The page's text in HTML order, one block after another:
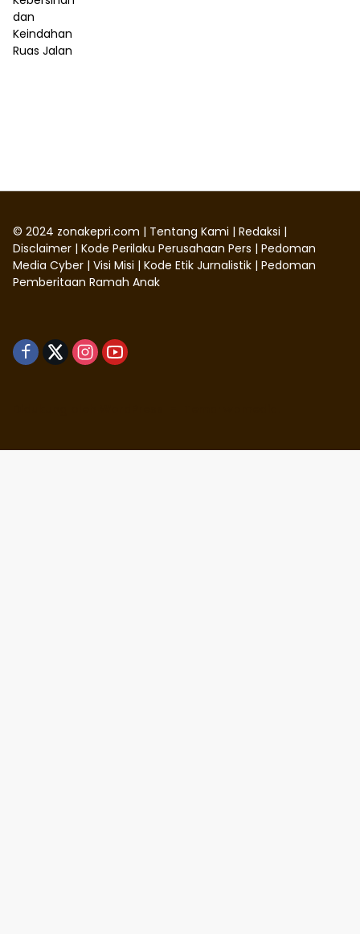
© 2024 zonakepri.com | Tentang Kami | Redaksi |
Disclaimer | Kode Perilaku Perusahaan Pers | Pedoman
Media Cyber | Visi Misi | Kode Etik Jurnalistik | Pedoman
Pemberitaan Ramah Anak